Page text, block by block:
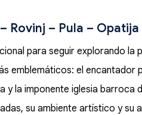
Rovinj – Pula – Opatija
para seguir explorando
emblemáticos: el encantador
y la imponente iglesia barroca
su ambiente artístico y